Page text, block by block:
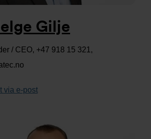
Gilje
/ CEO, +47 918 15 321,
via e-post